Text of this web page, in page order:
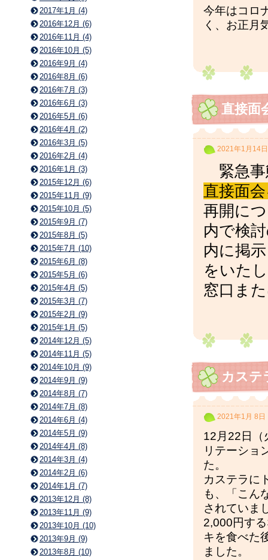
今年はコロ
く、お正月
直接面
2021年1月14日
緊急事
直接面
再開に
内で検
内に掲
をいた
窓口ま
カステ
2021年1月 8日
12月22日（
リテーショ
た。
カステラに
も、「こん
されていま
2,000円す
キを食べた
ました。
2017年1月 (4)
2016年12月 (6)
2016年11月 (4)
2016年10月 (5)
2016年9月 (4)
2016年8月 (6)
2016年7月 (3)
2016年6月 (3)
2016年5月 (6)
2016年4月 (2)
2016年3月 (5)
2016年2月 (4)
2016年1月 (3)
2015年12月 (6)
2015年11月 (9)
2015年10月 (5)
2015年9月 (7)
2015年8月 (5)
2015年7月 (10)
2015年6月 (8)
2015年5月 (6)
2015年4月 (5)
2015年3月 (7)
2015年2月 (9)
2015年1月 (5)
2014年12月 (5)
2014年11月 (5)
2014年10月 (9)
2014年9月 (9)
2014年8月 (7)
2014年7月 (8)
2014年6月 (4)
2014年5月 (9)
2014年4月 (8)
2014年3月 (4)
2014年2月 (6)
2014年1月 (7)
2013年12月 (8)
2013年11月 (9)
2013年10月 (10)
2013年9月 (9)
2013年8月 (10)